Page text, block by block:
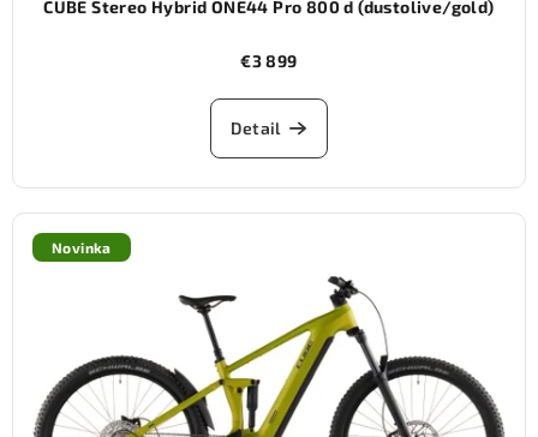
CUBE Stereo Hybrid ONE44 Pro 800 d (dustolive/gold)
€3 899
Detail
Novinka